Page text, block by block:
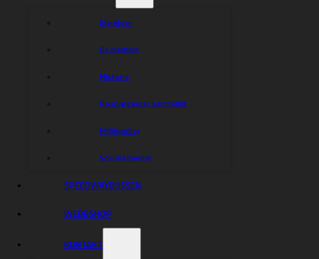
Styrelsen
Bli medlem
Historia
Rospiggarna i samhället
Miljöpolicy
Sociala medier
SPEEDWAYBUSSEN
WEBBSHOP
KONTAKT